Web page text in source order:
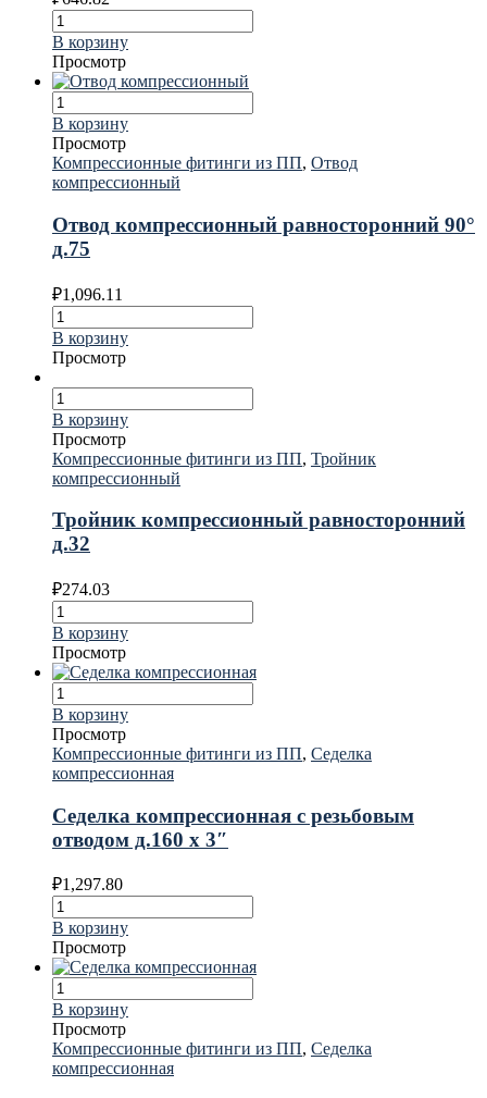
В корзину
Просмотр
В корзину
Просмотр
Компрессионные фитинги из ПП, Отвод
компрессионный
Отвод компрессионный равносторонний 90°
д.75
₽1,096.11
В корзину
Просмотр
В корзину
Просмотр
Компрессионные фитинги из ПП, Тройник
компрессионный
Тройник компрессионный равносторонний
д.32
₽274.03
В корзину
Просмотр
В корзину
Просмотр
Компрессионные фитинги из ПП, Седелка
компрессионная
Седелка компрессионная с резьбовым
отводом д.160 х 3″
₽1,297.80
В корзину
Просмотр
В корзину
Просмотр
Компрессионные фитинги из ПП, Седелка
компрессионная